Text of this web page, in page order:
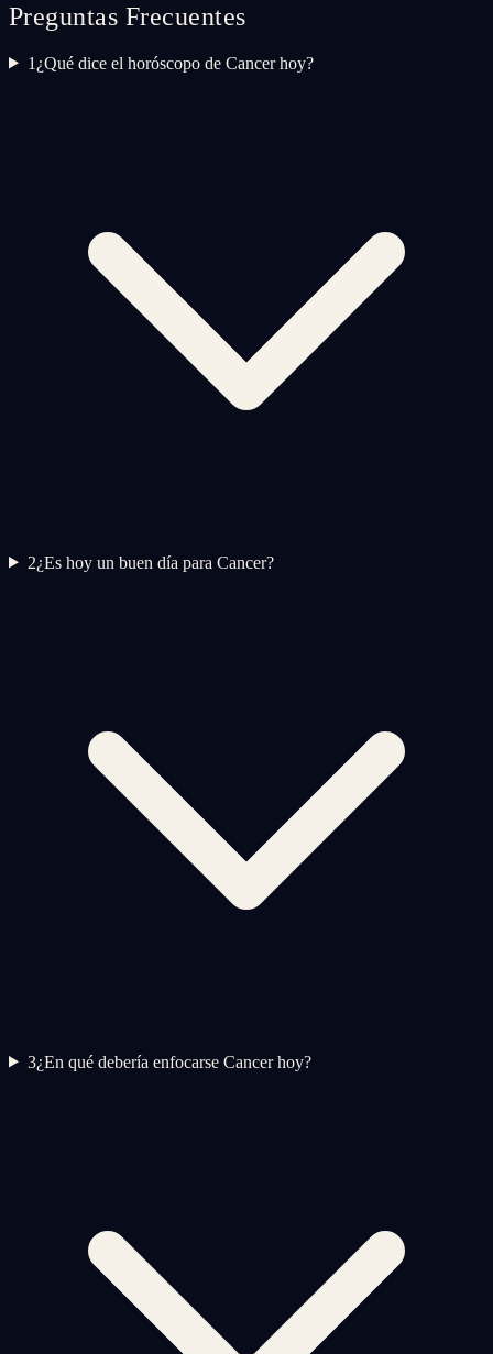
Preguntas Frecuentes
1 ¿Qué dice el horóscopo de Cancer hoy?
2¿Es hoy un buen día para Cancer?
3¿En qué debería enfocarse Cancer hoy?